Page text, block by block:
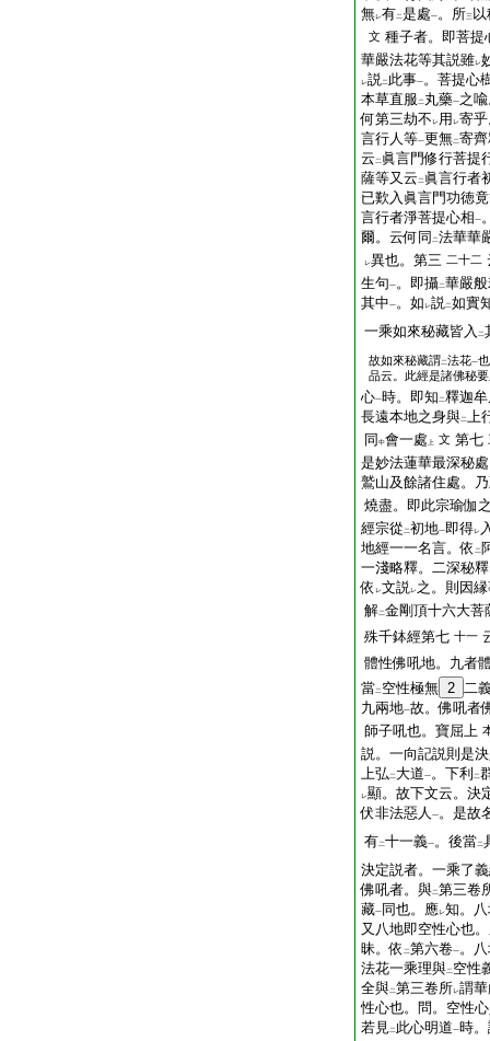
無レ有二是處一。所三
文 種子者。即菩提
華嚴法花等其説雖レ
レ説二 此事一。菩提心
本草直服 二 丸藥一之
何第三劫不 レ用 レ寄
言行人等一更無二寄
云 二 眞言門修行菩提
薩等又云 二 眞言行者
已歎入眞言門功徳
言行者淨菩提心相一
爾。云何同 二法華華
レ異也。第三 二十二
生句一。即攝二華嚴
其中一。如 レ説二如實
一乘如來秘藏皆入 二
故如來秘藏謂二法花一
品云。此經是諸佛秘
心一時。即知 二釋迦
長遠本地之身與二上
同 中會一處 上 文 第七
是妙法蓮華最深秘
鷲山及餘諸住處。
燒盡。即此宗瑜伽
經宗從 二初地一即得レ
地經一一名言。依 二
一淺略釋。二深秘
依 レ文説レ之。則因
解二金剛頂十六大菩
殊千鉢經第七 十一
體性佛吼地。九者
當二 空性極無 2 二
九兩地一故。佛吼者
師子吼也。寶屈上
説。一向記説則是
上弘二 大道一。下利 二
レ顯。故下文云。決
伏非法惡人 一。是故
有二十一義一。後當二
決定説者。一乘了
佛吼者。與二第三卷
藏一 同也。應レ知。
又八地即空性心也
昧。依 二第六卷一。
法花一乘理與二 空性
全與二第三卷所レ謂
性心也。問。空性
若見二 此心明道一時